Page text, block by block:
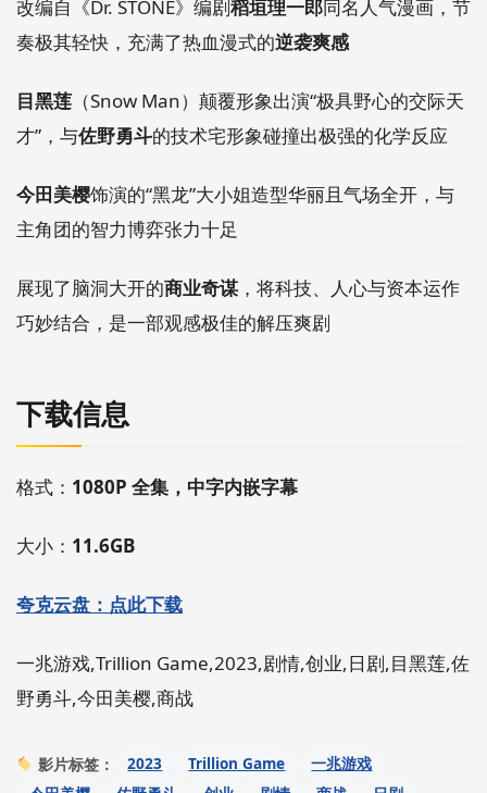
改编自《Dr. STONE》编剧稻垣理一郎同名人气漫画，节
奏极其轻快，充满了热血漫式的逆袭爽感
目黑莲 （Snow Man）颠覆形象出演“极具野心的交际天
才”，与佐野勇斗的技术宅形象碰撞出极强的化学反应
今田美樱饰演的“黑龙”大小姐造型华丽且气场全开，与
主角团的智力博弈张力十足
展现了脑洞大开的商业奇谋，将科技、人心与资本运作
巧妙结合，是一部观感极佳的解压爽剧
下载信息
格式： 1080P 全集，中字内嵌字幕
大小： 11.6GB
夸克云盘：点此下载
一兆游戏,Trillion Game,2023,剧情,创业,日剧,目黑莲,佐
野勇斗,今田美樱,商战
影片标签： 2023 Trillion Game
一兆游戏